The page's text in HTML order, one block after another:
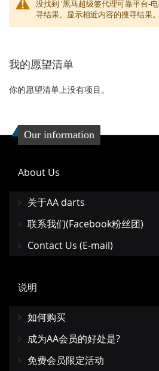
没找到 '黑马超级签代理可靠平台-
寻结果。显示相近内容的搜寻结果。
我的愿望清单
你的愿望清单上没有项目。
Our information
About Us
关于AA darts
联系我们(Facebook粉丝团)
Contact Us (E-mail)
说明
如何购买
成为AA会员的好处是?
免费会员限定活动